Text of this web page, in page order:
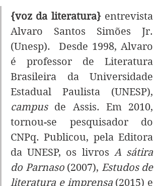
{voz da literatura} entrevista
Alvaro Santos Simões Jr.
(Unesp).  Desde 1998, Alvaro
é professor de Literatura
Brasileira da Universidade
campus de Assis. Em 2010,
tornou-se pesquisador do
CNPq. Publicou, pela Editora
da UNESP, os livros A sátira
do Parnaso (2007), Estudos de
literatura e imprensa